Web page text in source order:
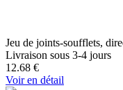
Jeu de joints-soufflets,
Livraison sous 3-4 jours
12.68 €
Voir en détail